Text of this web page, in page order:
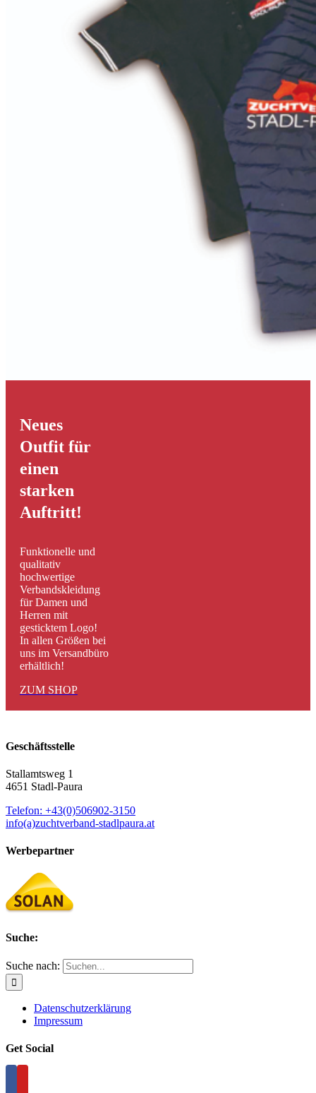
Neues
Outfit für
einen
starken
Auftritt!
Funktionelle und
qualitativ
hochwertige
Verbandskleidung
für Damen und
Herren mit
gesticktem Logo!
In allen Größen bei
uns im Versandbüro
erhältlich!
ZUM SHOP
Geschäftsstelle
Stallamtsweg 1
4651 Stadl-Paura
Telefon: +43(0)506902-3150
info(a)zuchtverband-stadlpaura.at
Werbepartner
Suche:
Suche nach:
Datenschutzerklärung
Impressum
Get Social